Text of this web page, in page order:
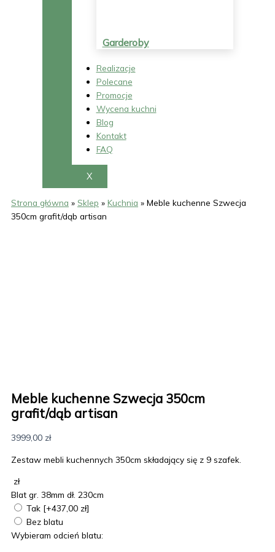
Garderoby
Realizacje
Polecane
Promocje
Wycena kuchni
Blog
Kontakt
FAQ
X
Strona główna » Sklep » Kuchnia » Meble kuchenne Szwecja
350cm grafit/dąb artisan
Meble kuchenne Szwecja 350cm
grafit/dąb artisan
3999,00 zł
Zestaw mebli kuchennych 350cm składający się z 9 szafek.
zł
Blat gr. 38mm dł. 230cm
Tak [+437,00 zł]
Bez blatu
Wybieram odcień blatu: